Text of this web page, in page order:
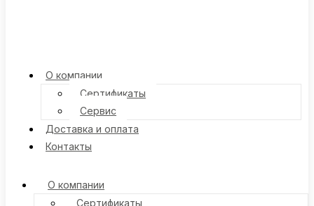
О компании
Сертификаты
Сервис
Доставка и оплата
Контакты
О компании
Сертификаты